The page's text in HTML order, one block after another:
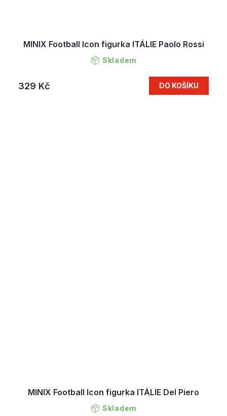
MINIX Football Icon figurka ITÁLIE Paolo Rossi
Skladem
329 Kč DO KOŠÍKU
MINIX Football Icon figurka ITÁLIE Del Piero
Skladem